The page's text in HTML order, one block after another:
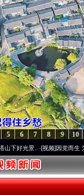
10
9
8
7
6
5
..·[视频]因党而生 为党而战